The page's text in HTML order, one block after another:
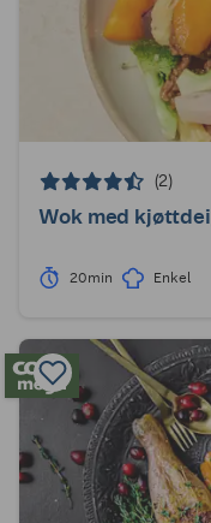
(2)
Wok med
20min Enkel